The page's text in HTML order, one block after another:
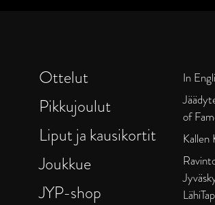
Ottelut
Pikkujoulut
Liput ja kausikortit
Joukkue
JYP-shop
In
of
Kallen